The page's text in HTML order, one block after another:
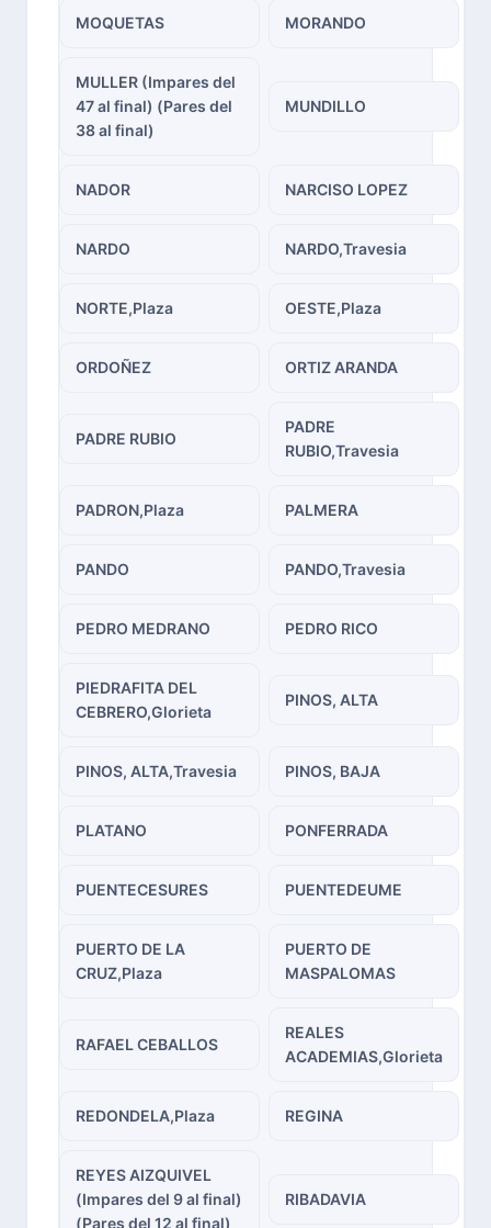
MOQUETAS MORANDO
MULLER (Impares del
47 al final) (Pares del
38 al final)
MUNDILLO
NADOR NARCISO LOPEZ
NARDO NARDO,Travesia
NORTE,Plaza OESTE,Plaza
ORDOÑEZ ORTIZ ARANDA
PADRE RUBIO
PADRE
RUBIO,Travesia
PADRON,Plaza PALMERA
PANDO PANDO,Travesia
PEDRO MEDRANO PEDRO RICO
PIEDRAFITA DEL
CEBRERO,Glorieta
PINOS, ALTA
PINOS, ALTA,Travesia PINOS, BAJA
PLATANO PONFERRADA
PUENTECESURES PUENTEDEUME
PUERTO DE LA
CRUZ,Plaza
PUERTO DE
MASPALOMAS
RAFAEL CEBALLOS
REALES
ACADEMIAS,Glorieta
REDONDELA,Plaza REGINA
REYES AIZQUIVEL
(Impares del 9 al final)
(Pares del 12 al final)
RIBADAVIA